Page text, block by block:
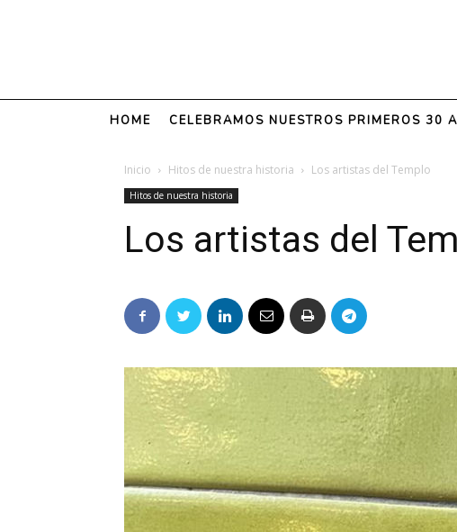
HOME CELEBRAMOS NUESTROS PRIMEROS 30
Inicio Hitos de nuestra historia Los artistas del Templo
Hitos de nuestra historia
Los artistas del